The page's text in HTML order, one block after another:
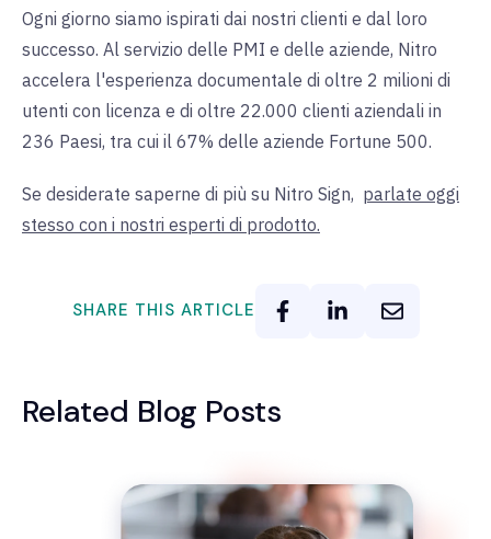
Ogni giorno siamo ispirati dai nostri clienti e dal loro
successo. Al servizio delle PMI e delle aziende, Nitro
accelera l'esperienza documentale di oltre 2 milioni di
utenti con licenza e di oltre 22.000 clienti aziendali in
236 Paesi, tra cui il 67% delle aziende Fortune 500.
Se desiderate saperne di più su Nitro Sign, parlate oggi
stesso con i nostri esperti di prodotto.
SHARE THIS ARTICLE
Related Blog Posts